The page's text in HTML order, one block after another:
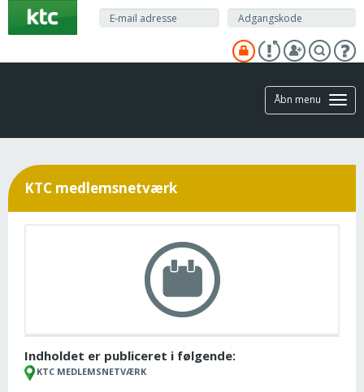
hovedindhold
Åbn menu
KTC medlemsnetværk
Indholdet er publiceret i følgende:
KTC MEDLEMSNETVÆRK